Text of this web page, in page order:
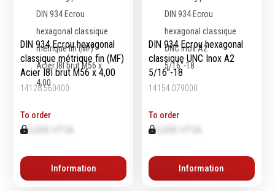
Emporte-pièces
Douilles
Protection &
Protection de la tête
Protection des yeux
Protection respiratoire
Protection des mains
Chimie
Dégraissants
Silicone
DIN 934 Ecrou hexagonal
classique métrique fin (MF)
Acier I8I brut M56 x 4,00
14128.560400
To order
0,00€ HTVA
Information
DIN 934 Ecrou hexagonal
classique UNC Inox A2
5/16"-18
14154.079000
To order
Information